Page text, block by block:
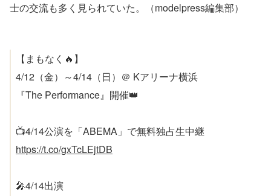
士の交流も多く見られていた。（modelpress編集部）
【まもなく🔥】
4/12（金）～4/14（日）＠ Kアリーナ横浜
『The Performance』開催👑
📺️4/14公演を「ABEMA」で無料独占生中継
https://t.co/gxTcLEjtDB
🎤4/14出演